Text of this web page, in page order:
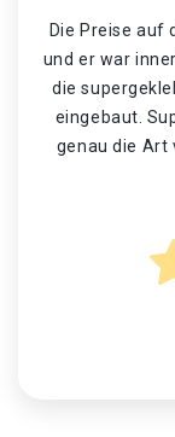
Die Preise auf
und er war
die
eingebaut.
genau die Art